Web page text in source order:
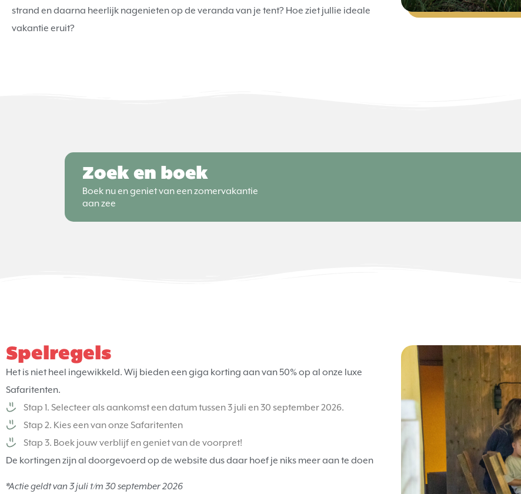
strand en daarna heerlijk nagenieten op de veranda van je tent? Hoe ziet jullie ideale
vakantie eruit?
Zoek en boek
Boek nu en geniet van een zomervakantie
aan zee
Spelregels
Het is niet heel ingewikkeld. Wij bieden een giga korting aan van 50% op al onze luxe
Safaritenten.
Stap 1. Selecteer als aankomst een datum tussen 3 juli en 30 september 2026.
Stap 2. Kies een van onze Safaritenten
Stap 3. Boek jouw verblijf en geniet van de voorpret!
De kortingen zijn al doorgevoerd op de website dus daar hoef je niks meer aan te doen
*Actie geldt van 3 juli t/m 30 september 2026